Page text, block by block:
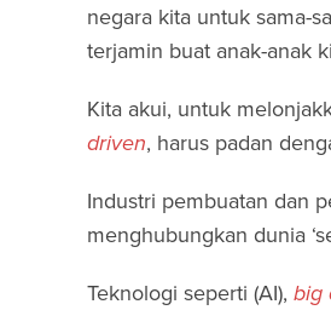
negara kita untuk sama-
terjamin buat anak-anak
Kita akui, untuk
driven, harus padan
Industri pembuatan dan
menghubungkan dunia
Teknologi seperti (AI), big